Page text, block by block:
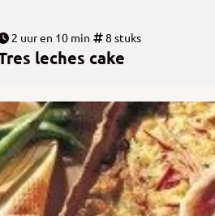
2 uur en 10 min 8 stuks
leches cake